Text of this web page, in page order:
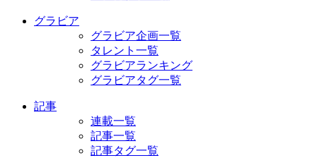
グラビア
グラビア企画一覧
タレント一覧
グラビアランキング
グラビアタグ一覧
記事
連載一覧
記事一覧
記事タグ一覧